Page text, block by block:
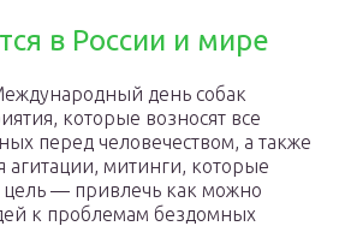
в России и мире
день собак
которые возносят все
перед человечеством, а также
агитации, митинги, которые
— привлечь как можно
к проблемам бездомных